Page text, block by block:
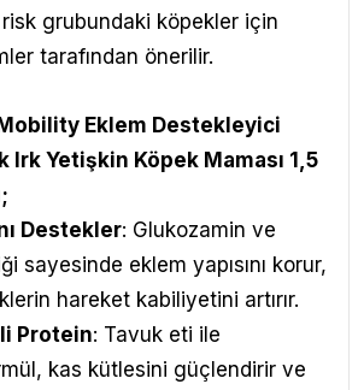
grubundaki köpekler için
tarafından önerilir.
Eklem Destekleyici
Irk Yetişkin Köpek Maması 1,5
;
Destekler: Glukozamin ve
sayesinde eklem yapısını korur,
hareket kabiliyetini artırır.
Protein: Tavuk eti ile
kas kütlesini güçlendirir ve